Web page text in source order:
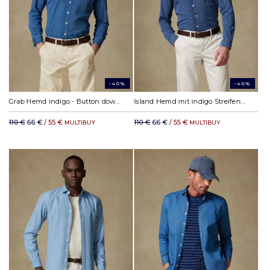
-40%
110 € 66 € / 55 € MULTIBUY
-40%
110 € 66 € / 55 € MULTIBUY